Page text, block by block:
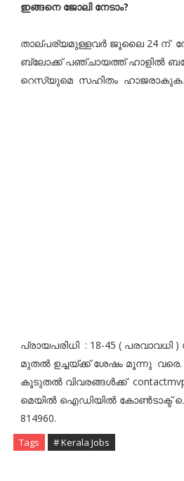
ഇങ്ങനെ ജോലി നേടാം?
താല്പര്യമുള്ളവര്‍ ജൂലൈ 24 ന്
ബ്ലോക്ക് പഞ്ചായത്ത് ഹാളില്‍
റെസ്യുമെ സഹിതം ഹാജരാകുക.
പ്രായപരിധി : 18-45 ( പരവാവധി
മുതല്‍ ഉച്ചയ്ക്ക് ശേഷം മൂന്നു വരെ.
കൂടുതല്‍ വിവരങ്ങള്‍ക്ക്
മെയില്‍ ഐഡിയില്‍ കോണ്‍ടാക്ട്
814960.
Tags # Kerala Jobs